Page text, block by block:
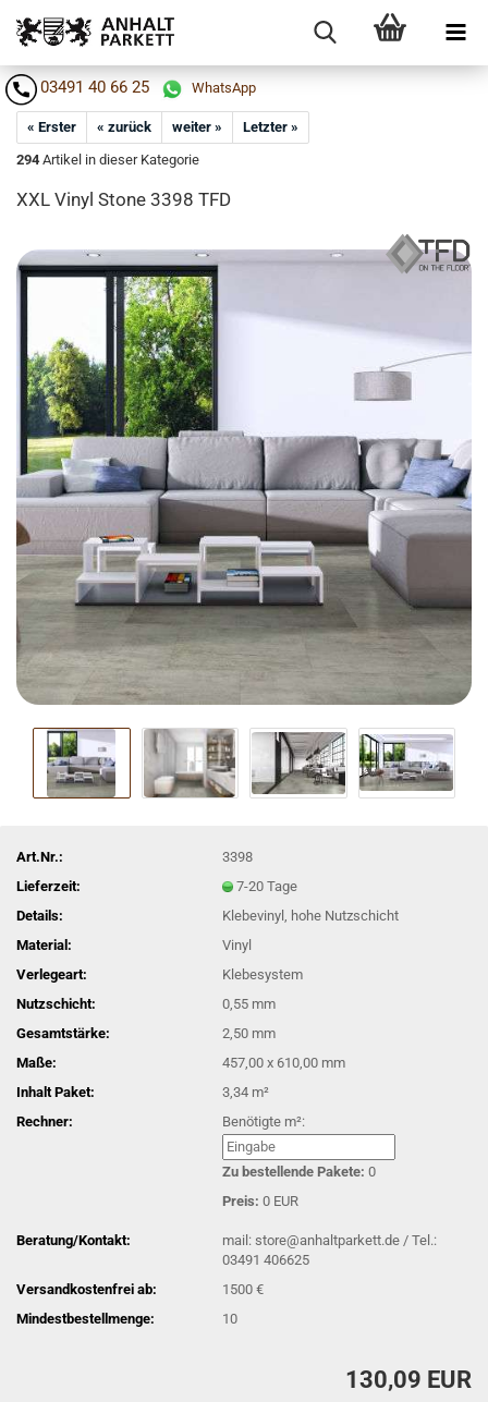
03491 40 66 25 WhatsApp
« Erster « zurück weiter »
Letzter »
294 Artikel in dieser Kategorie
XXL Vinyl Stone 3398 TFD
Art.Nr.:
3398
Lieferzeit:
7-20 Tage
Details:
Klebevinyl, hohe Nutzschicht
Material:
Vinyl
Verlegeart:
Klebesystem
Nutzschicht:
0,55 mm
Gesamtstärke:
2,50 mm
Maße:
457,00 x 610,00 mm
Inhalt Paket:
3,34 m²
Rechner:
Benötigte m²:
Zu bestellende Pakete: 0
Preis: 0 EUR
Beratung/Kontakt:
mail: store@anhaltparkett.de / Tel.:
03491 406625
Versandkostenfrei ab:
1500 €
Mindestbestellmenge:
10
130,09 EUR